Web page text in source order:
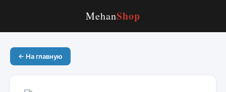
MehanShop
← На главную